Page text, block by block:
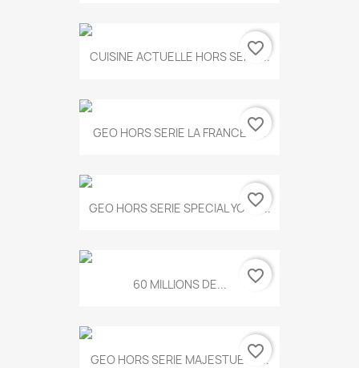
CUISINE ACTUELLE HORS SERIE...
favorite_border
GEO HORS SERIE LA FRANCE A...
favorite_border
GEO HORS SERIE SPECIAL YOGA...
favorite_border
60 MILLIONS DE... favorite_border
GEO HORS SERIE MAJESTUEUX...
favorite_border